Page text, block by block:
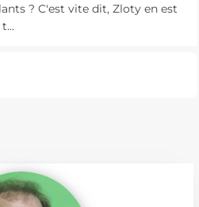
? C'est vite dit, Zloty en est
t...